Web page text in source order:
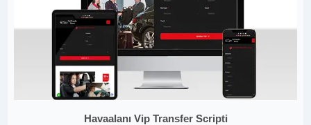
Havaalanı Vip Transfer Scripti